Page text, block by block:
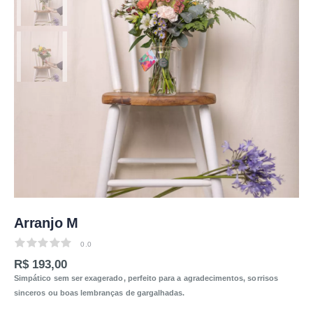
Arranjo M
0.0
0.0
R$ 193,00
Simpático sem ser exagerado, perfeito para a agradecimentos, sorrisos
sinceros ou boas lembranças de gargalhadas.